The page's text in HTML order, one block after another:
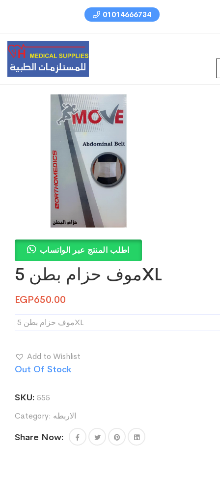
01014666734
اطلب المنتج عبر الواتساب
موف حزام بطن 5XL
EGP650.00
موف حزام بطن 5XL
Add to Wishlist
Out Of Stock
SKU: 555
Category: الاربطه
Share Now: